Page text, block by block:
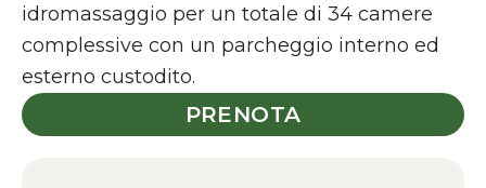
idromassaggio per un totale di 34 camere
complessive con un parcheggio interno ed
esterno custodito.
PRENOTA